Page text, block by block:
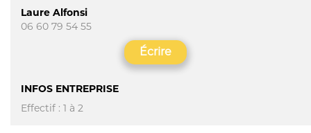
Laure Alfonsi
06 60 79 54 55
Écrire
INFOS ENTREPRISE
Effectif : 1 à 2